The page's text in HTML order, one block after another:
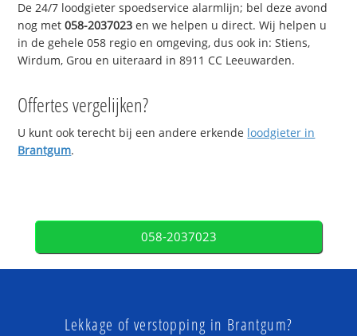
De 24/7 loodgieter spoedservice alarmlijn; bel deze avond
nog met058-2037023 en we helpen u direct. Wij helpen u
in de gehele 058 regio en omgeving, dus ook in: Stiens,
Wirdum, Grou en uiteraard in 8911 CC Leeuwarden.
Offertes vergelijken?
U kunt ook terecht bij een andere erkende loodgieter in
Brantgum.
058-2037023
Lekkage of verstopping in Brantgum?